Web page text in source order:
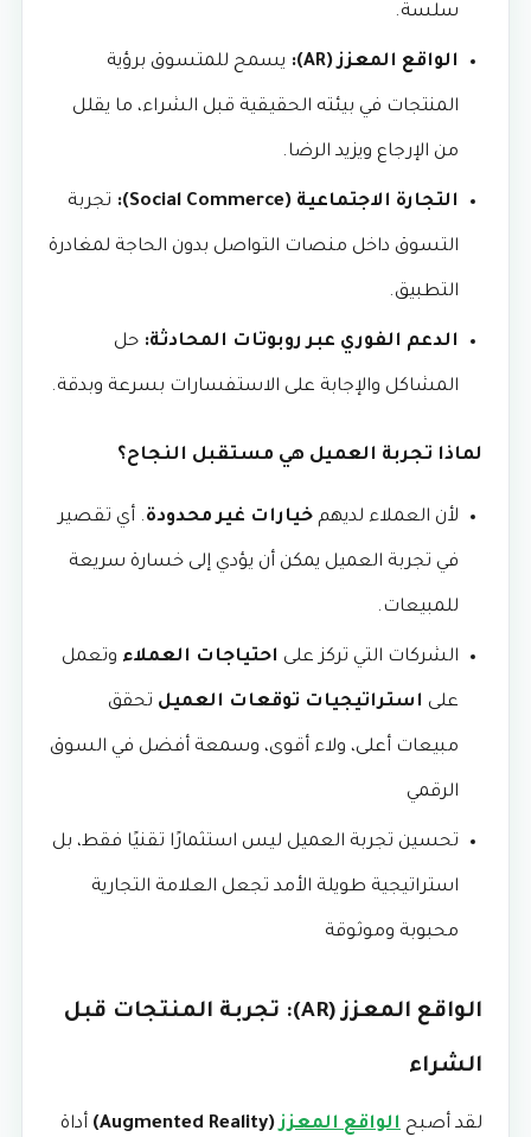
سلسة.
الواقع المعزز (AR): يسمح للمتسوق برؤية
المنتجات في بيئته الحقيقية قبل الشراء، ما يقلل
من الإرجاع ويزيد الرضا.
التجارة الاجتماعية (Social Commerce): تجربة
التسوق داخل منصات التواصل بدون الحاجة لمغادرة
التطبيق.
الدعم الفوري عبر روبوتات المحادثة: حل
المشاكل والإجابة على الاستفسارات بسرعة وبدقة.
لماذا تجربة العميل هي مستقبل النجاح؟
لأن العملاء لديهم خيارات غير محدودة. أي تقصير
في تجربة العميل يمكن أن يؤدي إلى خسارة سريعة
للمبيعات.
الشركات التي تركز على احتياجات العملاء وتعمل
على استراتيجيات توقعات العميل تحقق
مبيعات أعلى، ولاء أقوى، وسمعة أفضل في السوق
الرقمي
تحسين تجربة العميل ليس استثمارًا تقنيًا فقط، بل
استراتيجية طويلة الأمد تجعل العلامة التجارية
محبوبة وموثوقة
الواقع المعزز (AR): تجربة المنتجات قبل
الشراء
لقد أصبح الواقع المعزز(Augmented Reality) أداة